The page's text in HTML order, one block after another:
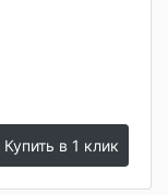
Купить в 1 клик